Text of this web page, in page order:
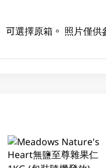
可選擇原箱。 照片僅供